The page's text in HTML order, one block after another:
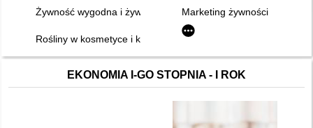
Żywność wygodna i żywność funkcjonalna : praca zbiorowa
Marketing żywności
Rośliny w kosmetyce i kosmetologii przeciwstarzeniowej
EKONOMIA I-GO STOPNIA - I ROK